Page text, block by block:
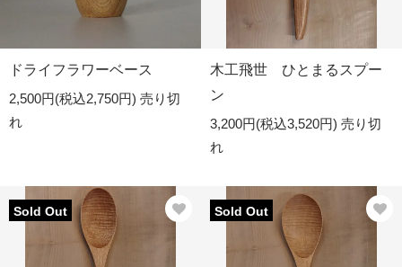
ドライフラワーベース
2,500円(税込2,750円) 売り切
れ
木工飛世 ひとまるスプー
ン
3,200円(税込3,520円) 売り切
れ
Sold Out Sold Out